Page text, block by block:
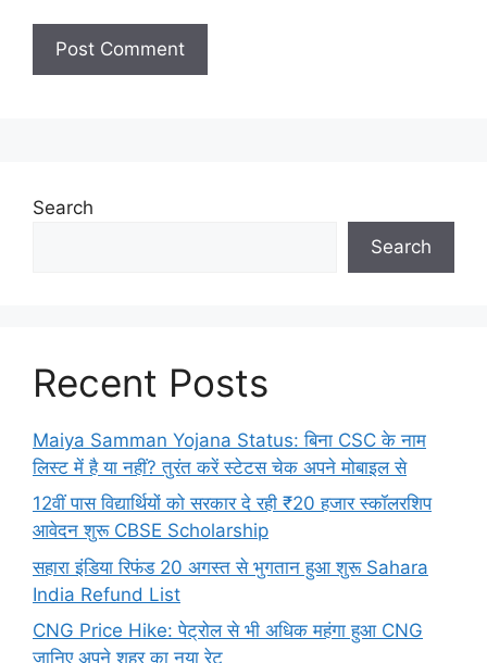
Search
Search
Recent Posts
Maiya Samman Yojana Status: बिना CSC के नाम
लिस्ट में है या नहीं? तुरंत करें स्टेटस चेक अपने मोबाइल से
12वीं पास विद्यार्थियों को सरकार दे रही ₹20 हजार स्कॉलरशिप
आवेदन शुरू CBSE Scholarship
सहारा इंडिया रिफंड 20 अगस्त से भुगतान हुआ शुरू Sahara
India Refund List
CNG Price Hike: पेट्रोल से भी अधिक महंगा हुआ CNG
जानिए अपने शहर का नया रेट